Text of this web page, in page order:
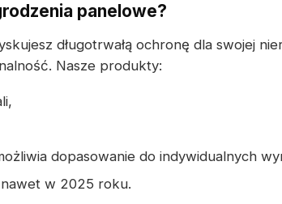
panelowe?
długotrwałą ochronę dla swojej
Nasze produkty:
dopasowanie do indywidualnych
w 2025 roku.